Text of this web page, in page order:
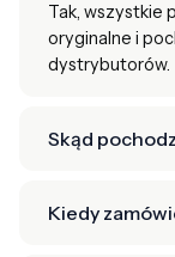
Tak, wszystkie
oryginalne i
dystrybutorów.
Skąd
Kiedy